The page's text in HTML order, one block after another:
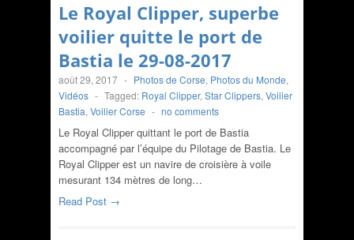
Le Royal Clipper, superbe
voilier quitte le port de
Bastia le 29-08-2017
août 29, 2017 - Photos de Corse, Photos du Monde,
Vidéos - Tagged: Royal Clipper, Star Clippers, Voilier
Bastia, Voilier Corse - no comments
Le Royal Clipper quittant le port de Bastia
accompagné par l’équipe du Pilotage de Bastia. Le
Royal Clipper est un navire de croisière à voile
mesurant 134 mètres de long…
Read Post →